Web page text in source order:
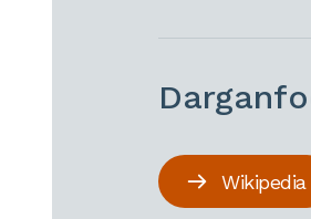
Wikipedia